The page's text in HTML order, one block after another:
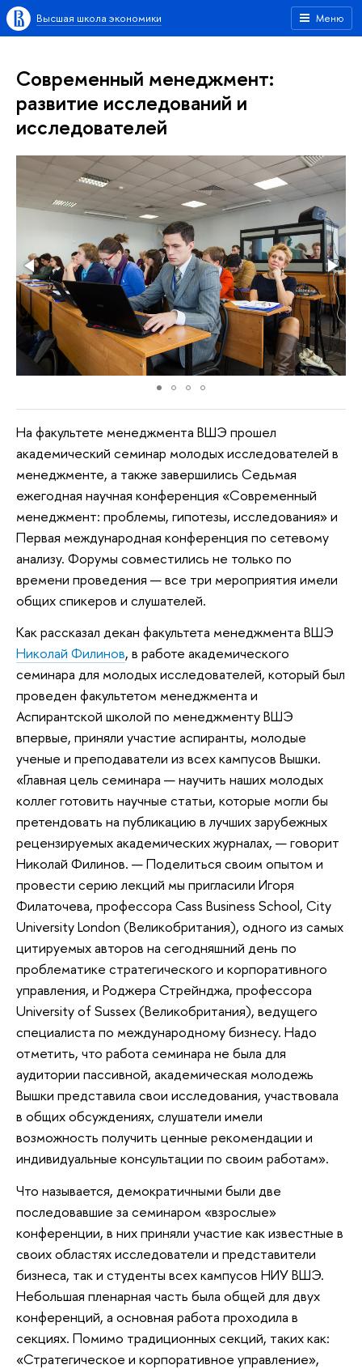
Меню
Высшая школа экономики
Современный менеджмент:
развитие исследований и
исследователей
На факультете менеджмента ВШЭ прошел
академический семинар молодых исследователей в
менеджменте, а также завершились Седьмая
ежегодная научная конференция «Современный
менеджмент: проблемы, гипотезы, исследования» и
Первая международная конференция по сетевому
анализу. Форумы совместились не только по
времени проведения — все три мероприятия имели
общих спикеров и слушателей.
Как рассказал декан факультета менеджмента ВШЭ
Николай Филинов, в работе академического
семинара для молодых исследователей, который был
проведен факультетом менеджмента и
Аспирантской школой по менеджменту ВШЭ
впервые, приняли участие аспиранты, молодые
ученые и преподаватели из всех кампусов Вышки.
«Главная цель семинара — научить наших молодых
коллег готовить научные статьи, которые могли бы
претендовать на публикацию в лучших зарубежных
рецензируемых академических журналах, — говорит
Николай Филинов. — Поделиться своим опытом и
провести серию лекций мы пригласили Игоря
Филаточева, профессора Cass Business School, City
University London (Великобритания), одного из самых
цитируемых авторов на сегодняшний день по
проблематике стратегического и корпоративного
управления, и Роджера Стрейнджа, профессора
University of Sussex (Великобритания), ведущего
специалиста по международному бизнесу. Надо
отметить, что работа семинара не была для
аудитории пассивной, академическая молодежь
Вышки представила свои исследования, участвовала
в общих обсуждениях, слушатели имели
возможность получить ценные рекомендации и
индивидуальные консультации по своим работам».
Что называется, демократичными были две
последовавшие за семинаром «взрослые»
конференции, в них приняли участие как известные в
своих областях исследователи и представители
бизнеса, так и студенты всех кампусов НИУ ВШЭ.
Небольшая пленарная часть была общей для двух
конференций, а основная работа проходила в
секциях. Помимо традиционных секций, таких как:
«Стратегическое и корпоративное управление»,